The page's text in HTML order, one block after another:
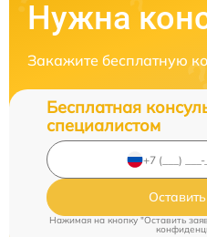
Нужна
Закажите бесплатную
Бесплатная
специалистом
Нажимая на кнопку "Оставить